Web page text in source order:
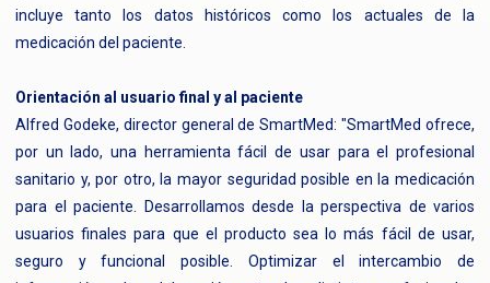
incluye tanto los datos históricos como los actuales de la
medicación del paciente.
Orientación al usuario final y al paciente
Alfred Godeke, director general de SmartMed: "SmartMed ofrece,
por un lado, una herramienta fácil de usar para el profesional
sanitario y, por otro, la mayor seguridad posible en la medicación
para el paciente. Desarrollamos desde la perspectiva de varios
usuarios finales para que el producto sea lo más fácil de usar,
seguro y funcional posible. Optimizar el intercambio de